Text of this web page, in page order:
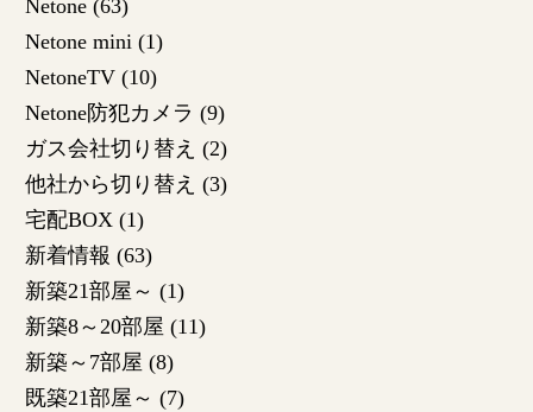
Netone (63)
Netone mini (1)
NetoneTV (10)
Netone防犯カメラ (9)
ガス会社切り替え (2)
他社から切り替え (3)
宅配BOX (1)
新着情報 (63)
新築21部屋～ (1)
新築8～20部屋 (11)
新築～7部屋 (8)
既築21部屋～ (7)